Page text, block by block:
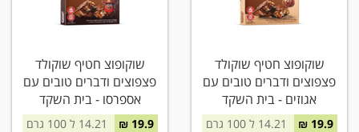
שוקופוצ חטיף שוקולד
פצפוצים ודברים טובים עם
אגוזים - בית השקד
19.9 ₪
שוקופוצ חטיף שוקולד
פצפוצים ודברים טובים עם
אספרסו - בית השקד
19.9 ₪